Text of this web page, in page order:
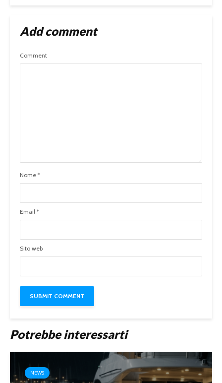
Add comment
Comment
Nome *
Email *
Sito web
Potrebbe interessarti
NEWS